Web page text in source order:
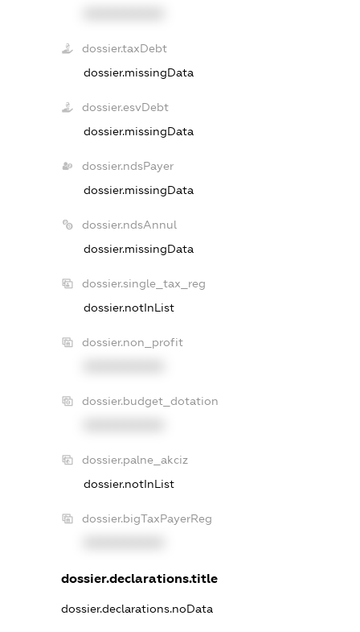
dossier.taxDebt
dossier.missingData
dossier.esvDebt
dossier.missingData
dossier.ndsPayer
dossier.missingData
dossier.ndsAnnul
dossier.missingData
dossier.single_tax_reg
dossier.notInList
dossier.non_profit
dossier.budget_dotation
dossier.palne_akciz
dossier.notInList
dossier.bigTaxPayerReg
dossier.declarations.title
dossier.declarations.noData